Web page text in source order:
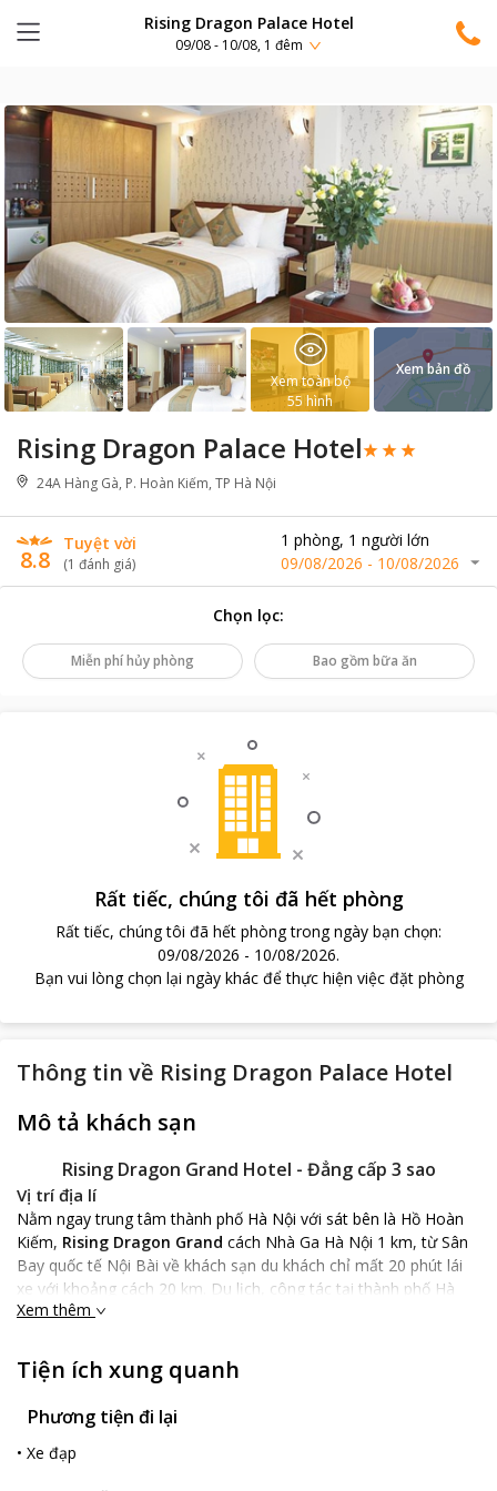
Rising Dragon Palace Hotel
09/08 - 10/08, 1 đêm
Rising Dragon Palace Hotel
24A Hàng Gà, P. Hoàn Kiếm, TP Hà Nội
8.8
Tuyệt vời
(1 đánh giá)
1 phòng, 1 người lớn
09/08/2026 - 10/08/2026
Xem toàn bộ
55 hình
Xem bản đồ
Chọn lọc:
Miễn phí hủy phòng Bao gồm bữa ăn
Rất tiếc, chúng tôi đã hết phòng
Rất tiếc, chúng tôi đã hết phòng trong ngày bạn chọn:
09/08/2026 - 10/08/2026.
Bạn vui lòng chọn lại ngày khác để thực hiện việc đặt phòng
Thông tin về Rising Dragon Palace Hotel
Mô tả khách sạn
Rising Dragon Grand Hotel - Đẳng cấp 3 sao
Vị trí địa lí
Nằm ngay trung tâm thành phố Hà Nội với sát bên là Hồ Hoàn
Kiếm, Rising Dragon Grand cách Nhà Ga Hà Nội 1 km, từ Sân
Bay quốc tế Nội Bài về khách sạn du khách chỉ mất 20 phút lái
xe với khoảng cách 20 km. Du lịch, công tác tại thành phố Hà
Nội du khách hãy nghỉ chân tại
Đặc điểm khách sạn
Rising Dragon Grand
với tất cả 30 phòng nghỉ sáng sủa, đẹp. Các phòng của khách
sạn đều có cửa sổ được kéo rèm, ban công ngắm cảnh, máy
lạnh, sàn phòng được ép gỗ, phòng tắm đựơc xây dựng riêng
Xem thêm
Tiện ích xung quanh
Phương tiện đi lại
• Xe đạp